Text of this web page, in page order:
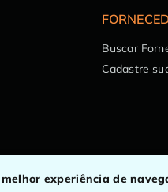
Buscar
Cadastre
experiência de